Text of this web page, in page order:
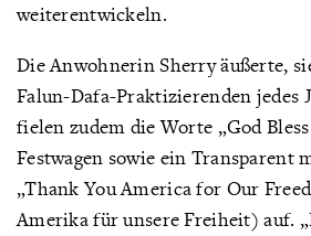
weiterentwickeln.
Die Anwohnerin Sherry äußerte,
Falun-Dafa-Praktizierenden jedes
fielen zudem die Worte „God
Festwagen sowie ein Transparent
„Thank You America for Our
Amerika für unsere Freiheit) auf.